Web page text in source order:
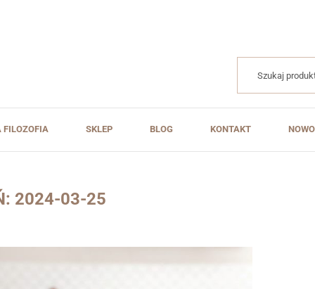
search
FILOZOFIA SKLEP BLOG KONTAKT
2024-03-25